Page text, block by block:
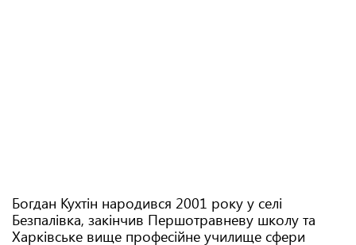
Богдан Кухтін народився 2001 року у селі
Безпалівка, закінчив Першотравневу школу та
Харківське вище професійне училище сфери